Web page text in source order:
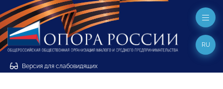
Версия для слабовидящих
RU